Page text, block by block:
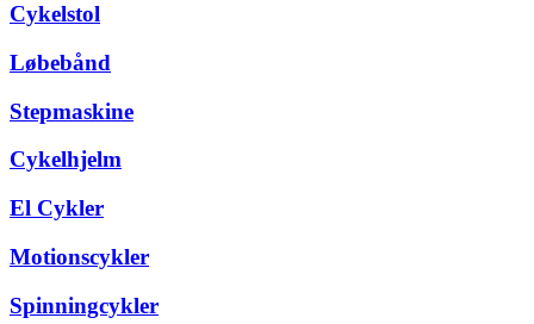
Cykelstol
Løbebånd
Stepmaskine
Cykelhjelm
El Cykler
Motionscykler
Spinningcykler